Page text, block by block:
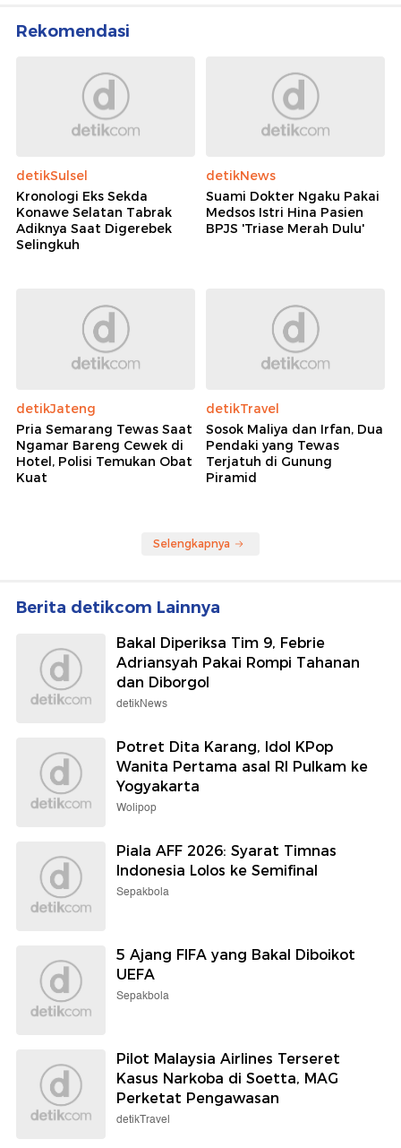
Rekomendasi
detikSulsel
Kronologi Eks Sekda
Konawe Selatan Tabrak
Adiknya Saat Digerebek
Selingkuh
detikNews
Suami Dokter Ngaku Pakai
Medsos Istri Hina Pasien
BPJS 'Triase Merah Dulu'
detikJateng
Pria Semarang Tewas Saat
Ngamar Bareng Cewek di
Hotel, Polisi Temukan Obat
Kuat
detikTravel
Sosok Maliya dan Irfan, Dua
Pendaki yang Tewas
Terjatuh di Gunung
Piramid
Selengkapnya
Berita detikcom Lainnya
Bakal Diperiksa Tim 9, Febrie
Adriansyah Pakai Rompi Tahanan
dan Diborgol
detikNews
Potret Dita Karang, Idol KPop
Wanita Pertama asal RI Pulkam ke
Yogyakarta
Wolipop
Piala AFF 2026: Syarat Timnas
Indonesia Lolos ke Semifinal
Sepakbola
5 Ajang FIFA yang Bakal Diboikot
UEFA
Sepakbola
Pilot Malaysia Airlines Terseret
Kasus Narkoba di Soetta, MAG
Perketat Pengawasan
detikTravel